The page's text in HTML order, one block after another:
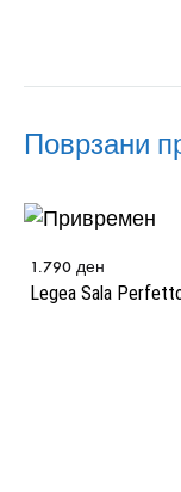
Поврзани
Legea Sala
1.790 ден